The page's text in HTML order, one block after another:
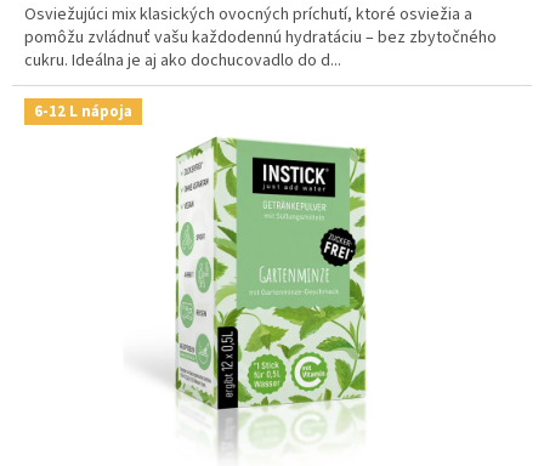
Osviežujúci mix klasických ovocných príchutí, ktoré osviežia a
pomôžu zvládnuť vašu každodennú hydratáciu – bez zbytočného
cukru. Ideálna je aj ako dochucovadlo do d...
6-12 L nápoja